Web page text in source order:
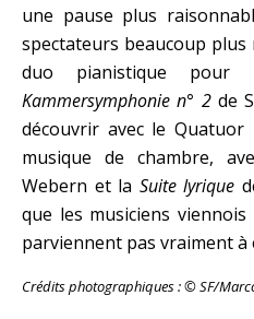
une pause plus
spectateurs beaucoup
duo pianistique
Kammersymphonie n° 2de
découvrir avec le
musique de chambre,
Webern et la Suite lyrique
que les musiciens
parviennent pas vraiment à
Crédits photographiques :© SF/